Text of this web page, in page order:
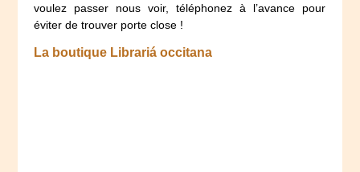
voulez passer nous voir, téléphonez à l’avance pour
éviter de trouver porte close !
La boutique Librariá occitana